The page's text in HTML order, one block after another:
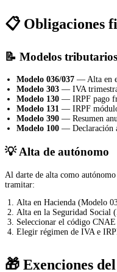
📋 Obligaciones
📝 Modelos tributarios
Modelo 036/037 — Alta en
Modelo 303 — IVA
Modelo 130 — IRPF pago
Modelo 131 — IRPF
Modelo 390 — Resumen
Modelo 100 — Declaración
💡 Alta de autónomo
Al darte de alta como
tramitar:
Alta en Hacienda (Modelo
Alta en la Seguridad Social
Seleccionar el código
Elegir régimen de IVA e
🎁 Exenciones